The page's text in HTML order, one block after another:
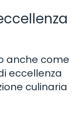
anche come
eccellenza
culinaria